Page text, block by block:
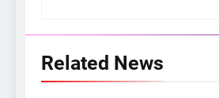
Related News